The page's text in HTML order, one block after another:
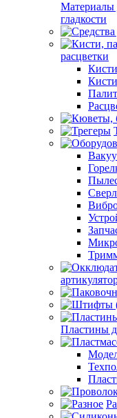
Материалы
гладкости
расцветки
Кисти
Пластины